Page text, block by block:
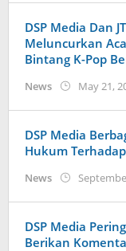
DSP Media Dan
Meluncurkan
Bintang K-Pop
News May 21,
DSP Media
Hukum
News
DSP Media
Berikan